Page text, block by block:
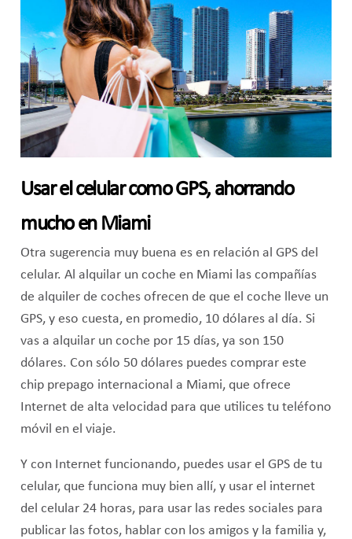
Usar el celular como GPS, ahorrando
mucho en Miami
Otra sugerencia muy buena es en relación al GPS del
celular. Al alquilar un coche en Miami las compañías
de alquiler de coches ofrecen de que el coche lleve un
GPS, y eso cuesta, en promedio, 10 dólares al día. Si
vas a alquilar un coche por 15 días, ya son 150
dólares. Con sólo 50 dólares puedes comprar este
chip prepago internacional a Miami, que ofrece
Internet de alta velocidad para que utilices tu teléfono
móvil en el viaje.
Y con Internet funcionando, puedes usar el GPS de tu
celular, que funciona muy bien allí, y usar el internet
del celular 24 horas, para usar las redes sociales para
publicar las fotos, hablar con los amigos y la familia y,